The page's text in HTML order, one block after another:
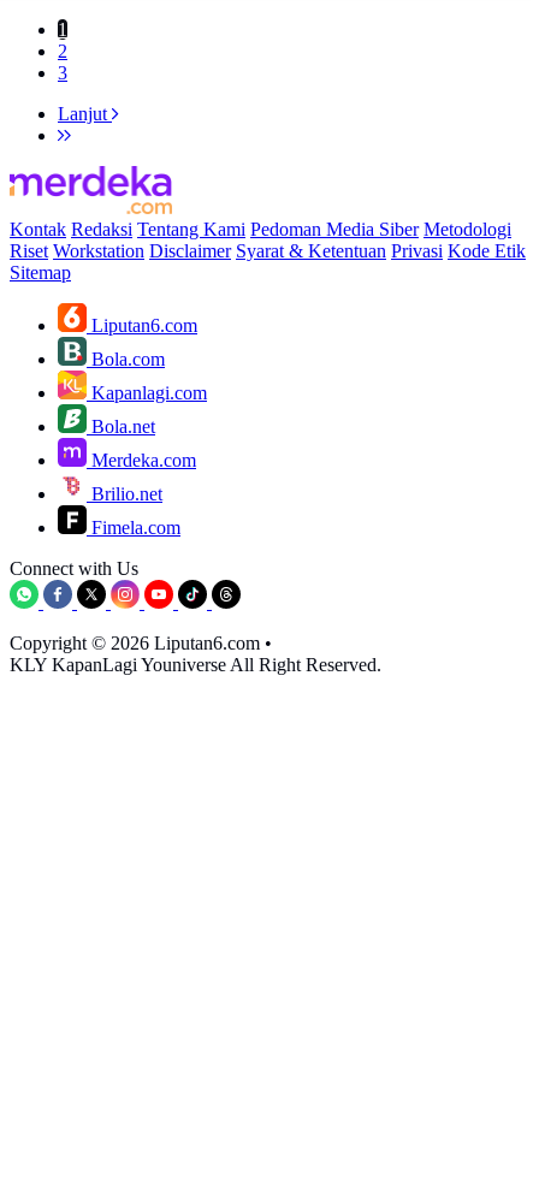
1
2
3
Lanjut
Kontak Redaksi Tentang Kami Pedoman Media Siber Metodologi
Riset Workstation Disclaimer Syarat & Ketentuan Privasi Kode Etik
Sitemap
Liputan6.com
Bola.com
Kapanlagi.com
Bola.net
Merdeka.com
Brilio.net
Fimela.com
Connect with Us
Copyright © 2026 Liputan6.com •
KLY KapanLagi Youniverse All Right Reserved.